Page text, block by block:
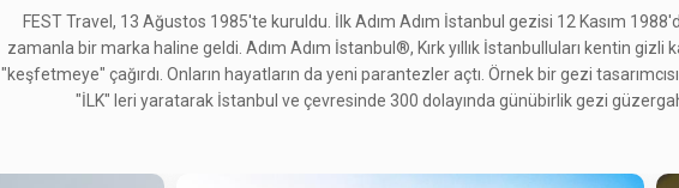
FEST Travel, 13 Ağustos 1985'te kuruldu. İlk Adım Adım İstanbul gezisi 12 Kasım
zamanla bir marka haline geldi. Adım Adım İstanbul®, Kırk yıllık İstanbulluları kentin gizli
"keşfetmeye" çağırdı. Onların hayatların da yeni parantezler açtı. Örnek bir gezi
"İLK" leri yaratarak İstanbul ve çevresinde 300 dolayında günübirlik gezi